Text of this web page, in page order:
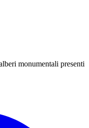
monumentali presenti